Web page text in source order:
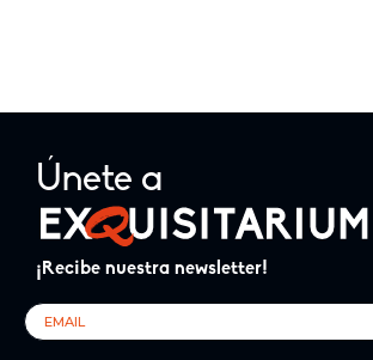
Únete a
¡Recibe nuestra newsletter!